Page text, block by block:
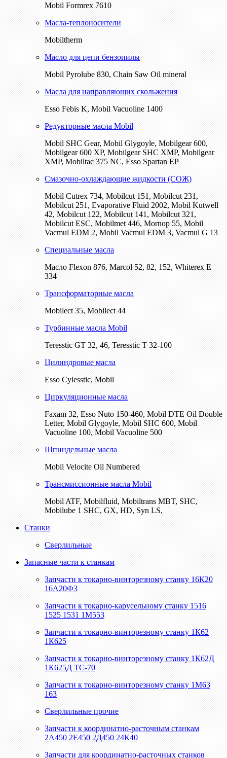
Mobil Formrex 7610
Масла-теплоносители
Mobiltherm
Масло для цепи бензопилы
Mobil Pyrolube 830, Chain Saw Oil mineral
Масла для направляющих скольжения
Esso Febis K, Mobil Vacuoline 1400
Редукторные масла Mobil
Mobil SHC Gear, Mobil Glygoyle, Mobilgear 600,
Mobilgear 600 XP, Mobilgear SHC XMP, Mobilgear
XМP, Mobiltac 375 NC, Esso Spartan EP
Смазочно-охлаждающие жидкости (СОЖ)
Mobil Cutrex 734, Mobilcut 151, Mobilcut 231,
Mobilcut 251, Evaporative Fluid 2002, Mobil Kutwell
42, Mobilcut 122, Mobilcut 141, Mobilcut 321,
Mobilcut ESC, Mobilmet 446, Mornop 55, Mobil
Vacmul EDM 2, Mobil Vacmul EDM 3, Vacmul G 13
Специальные масла
Масло Flexon 876, Marcol 52, 82, 152, Whiterex E
334
Трансформаторные масла
Mobilect 35, Mobilect 44
Турбинные масла Mobil
Teresstic GT 32, 46, Teresstic T 32-100
Цилиндровые масла
Esso Cylesstic, Mobil
Циркуляционные масла
Faxam 32, Esso Nuto 150-460, Mobil DTE Oil Double
Letter, Mobil Glygoyle, Mobil SHC 600, Mobil
Vacuoline 100, Mobil Vacuoline 500
Шпиндельные масла
Mobil Velocite Oil Numbered
Трансмиссионные масла Mobil
Mobil ATF, Mobilfluid, Mobiltrans MBT, SHC,
Mobilube 1 SHC, GX, HD, Syn LS,
Станки
Сверлильные
Запасные части к станкам
Запчасти к токарно-винторезному станку 16К20
16А20Ф3
Запчасти к токарно-карусельному станку 1516
1525 1531 1М553
Запчасти к токарно-винторезному станку 1К62
1К625
Запчасти к токарно-винторезному станку 1К62Д
1К625Д ТС-70
Запчасти к токарно-винторезному станку 1М63
163
Сверлильные прочие
Запчасти к координатно-расточным станкам
2А450 2Е450 2Д450 24К40
Запчасти для координатно-расточных станков